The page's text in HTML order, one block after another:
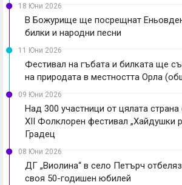
18 Юни 2026
В Божурище ще посрещнат
билки и народни песни
11 Юни 2026
Фестивал на гъбата и билката ще
на природата в местността Орла
09 Юни 2026
Над 300 участници от цялата
XII Фолклорен фестивал „Хайдушки
Градец
08 Юни 2026
ДГ „Виолина“ в село Петърч
своя 50-годишен юбилей